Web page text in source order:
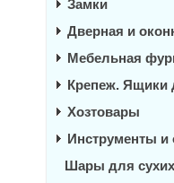
Замки
Дверная и
Мебельная
Крепеж. Ящики
Хозтовары
Инструменты и
Шары для